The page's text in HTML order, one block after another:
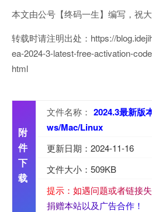
本文由公号【终码一生】编写，祝
转载时请注明出处：https://
ea-2024-3-latest-free-activation-
html
附
件
下
载
文件名称： 2024.3最新版
ws/Mac/Linux
更新日期：2024-11-16
文件大小：509KB
提示： 如遇问题或者链接失
捐赠本站以及 广告合作！